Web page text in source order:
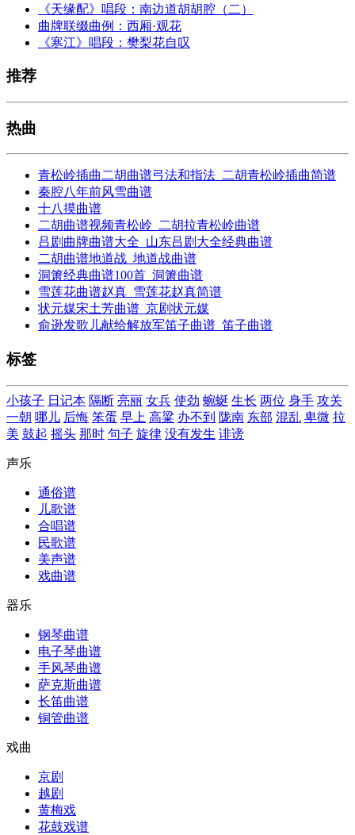
《天缘配》唱段：南边道胡胡腔（二）
曲牌联缀曲例：西厢·观花
《寒江》唱段：樊梨花自叹
推荐
热曲
青松岭插曲二胡曲谱弓法和指法_二胡青松岭插曲简谱
秦腔八年前风雪曲谱
十八摸曲谱
二胡曲谱视频青松岭_二胡拉青松岭曲谱
吕剧曲牌曲谱大全_山东吕剧大全经典曲谱
二胡曲谱地道战_地道战曲谱
洞箫经典曲谱100首_洞箫曲谱
雪莲花曲谱赵真_雪莲花赵真简谱
状元媒宋土芳曲谱_京剧状元媒
俞逊发歌儿献给解放军笛子曲谱_笛子曲谱
标签
小孩子 日记本 隔断 亮丽 女兵 使劲 蜿蜒 生长 两位 身手 攻关
一朝 哪儿 后悔 笨蛋 早上 高粱 办不到 陇南 东部 混乱 卑微 拉
美 鼓起 摇头 那时 句子 旋律 没有发生 诽谤
声乐
通俗谱
儿歌谱
合唱谱
民歌谱
美声谱
戏曲谱
器乐
钢琴曲谱
电子琴曲谱
手风琴曲谱
萨克斯曲谱
长笛曲谱
铜管曲谱
戏曲
京剧
越剧
黄梅戏
花鼓戏谱